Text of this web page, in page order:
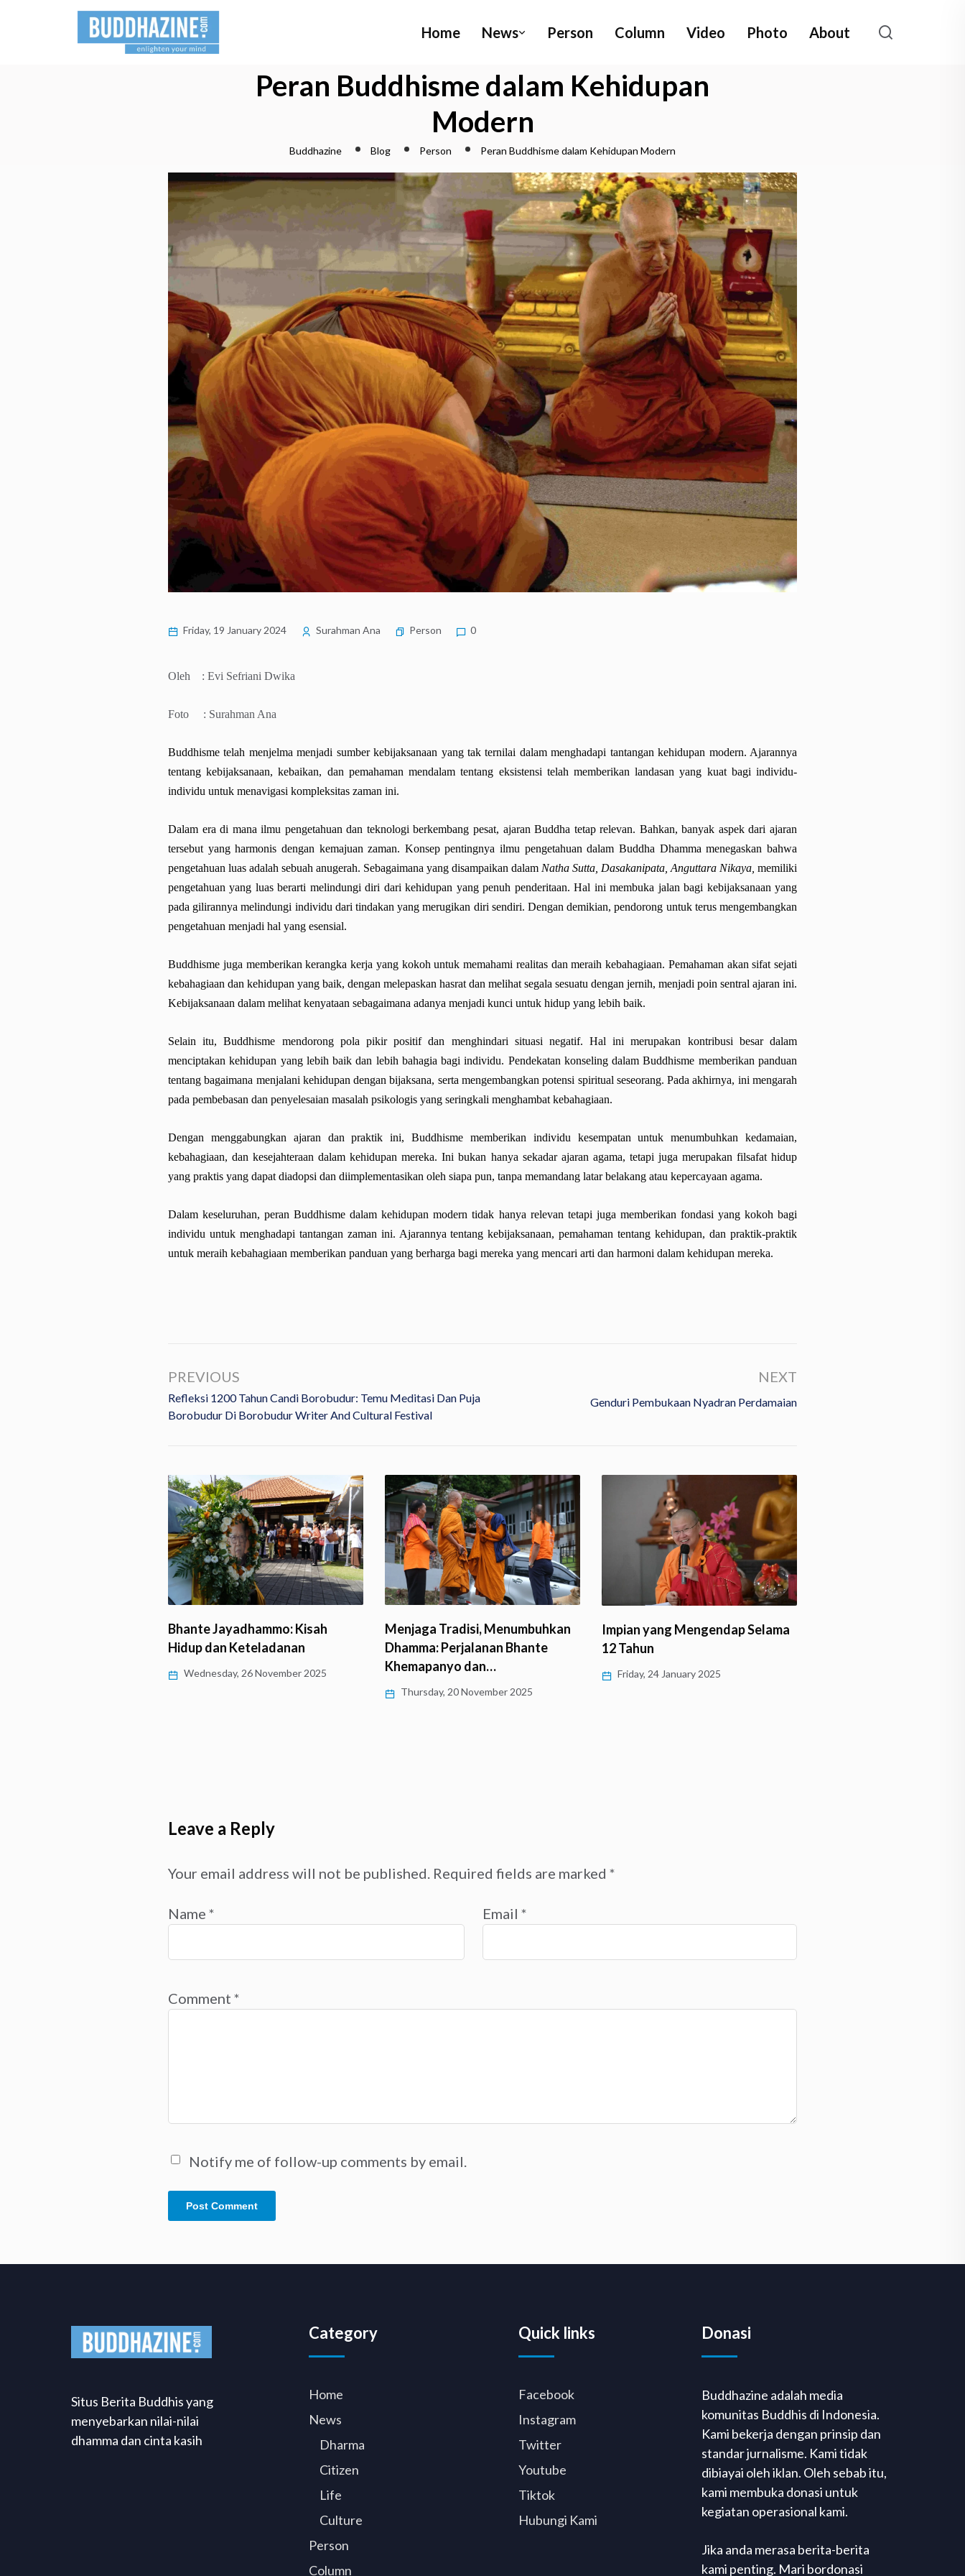
Home News Person Column Video Photo About
Peran Buddhisme dalam Kehidupan
Modern
Buddhazine Blog Person Peran Buddhisme dalam Kehidupan Modern
Friday, 19 January 2024 Surahman Ana Person 0
Oleh : Evi Sefriani Dwika
Foto : Surahman Ana
Buddhisme telah menjelma menjadi sumber kebijaksanaan yang tak ternilai dalam menghadapi tantangan kehidupan modern. Ajarannya
tentang kebijaksanaan, kebaikan, dan pemahaman mendalam tentang eksistensi telah memberikan landasan yang kuat bagi individu-
individu untuk menavigasi kompleksitas zaman ini.
Dalam era di mana ilmu pengetahuan dan teknologi berkembang pesat, ajaran Buddha tetap relevan. Bahkan, banyak aspek dari ajaran
tersebut yang harmonis dengan kemajuan zaman. Konsep pentingnya ilmu pengetahuan dalam Buddha Dhamma menegaskan bahwa
pengetahuan luas adalah sebuah anugerah. Sebagaimana yang disampaikan dalam Natha Sutta, Dasakanipata, Anguttara Nikaya, memiliki
pengetahuan yang luas berarti melindungi diri dari kehidupan yang penuh penderitaan. Hal ini membuka jalan bagi kebijaksanaan yang
pada gilirannya melindungi individu dari tindakan yang merugikan diri sendiri. Dengan demikian, pendorong untuk terus mengembangkan
pengetahuan menjadi hal yang esensial.
Buddhisme juga memberikan kerangka kerja yang kokoh untuk memahami realitas dan meraih kebahagiaan. Pemahaman akan sifat sejati
kebahagiaan dan kehidupan yang baik, dengan melepaskan hasrat dan melihat segala sesuatu dengan jernih, menjadi poin sentral ajaran ini.
Kebijaksanaan dalam melihat kenyataan sebagaimana adanya menjadi kunci untuk hidup yang lebih baik.
Selain itu, Buddhisme mendorong pola pikir positif dan menghindari situasi negatif. Hal ini merupakan kontribusi besar dalam
menciptakan kehidupan yang lebih baik dan lebih bahagia bagi individu. Pendekatan konseling dalam Buddhisme memberikan panduan
tentang bagaimana menjalani kehidupan dengan bijaksana, serta mengembangkan potensi spiritual seseorang. Pada akhirnya, ini mengarah
pada pembebasan dan penyelesaian masalah psikologis yang seringkali menghambat kebahagiaan.
Dengan menggabungkan ajaran dan praktik ini, Buddhisme memberikan individu kesempatan untuk menumbuhkan kedamaian,
kebahagiaan, dan kesejahteraan dalam kehidupan mereka. Ini bukan hanya sekadar ajaran agama, tetapi juga merupakan filsafat hidup
yang praktis yang dapat diadopsi dan diimplementasikan oleh siapa pun, tanpa memandang latar belakang atau kepercayaan agama.
Dalam keseluruhan, peran Buddhisme dalam kehidupan modern tidak hanya relevan tetapi juga memberikan fondasi yang kokoh bagi
individu untuk menghadapi tantangan zaman ini. Ajarannya tentang kebijaksanaan, pemahaman tentang kehidupan, dan praktik-praktik
untuk meraih kebahagiaan memberikan panduan yang berharga bagi mereka yang mencari arti dan harmoni dalam kehidupan mereka.
PREVIOUS
Refleksi 1200 Tahun Candi Borobudur: Temu Meditasi Dan Puja
Borobudur Di Borobudur Writer And Cultural Festival
NEXT
Genduri Pembukaan Nyadran Perdamaian
Menjaga Tradisi, Menumbuhkan
Dhamma: Perjalanan Bhante
Khemapanyo dan…
Impian yang Mengendap Selama
12 Tahun
Friday, 24 January 2025
Samaya: Perjalanan Penulis
Dewi…
Monday, 26 August 2024
Leave a Reply
Your email address will not be published. Required fields are marked *
Name * Email *
Comment *
Notify me of follow-up comments by email.
Situs Berita Buddhis yang
menyebarkan nilai-nilai
dhamma dan cinta kasih
Category
Home
News
Dharma
Citizen
Life
Culture
Person
Column
Quick links
Facebook
Instagram
Twitter
Youtube
Tiktok
Hubungi Kami
Donasi
Buddhazine adalah media
komunitas Buddhis di Indonesia.
Kami bekerja dengan prinsip dan
standar jurnalisme. Kami tidak
dibiayai oleh iklan. Oleh sebab itu,
kami membuka donasi untuk
kegiatan operasional kami.
Jika anda merasa berita-berita
kami penting. Mari bordonasi